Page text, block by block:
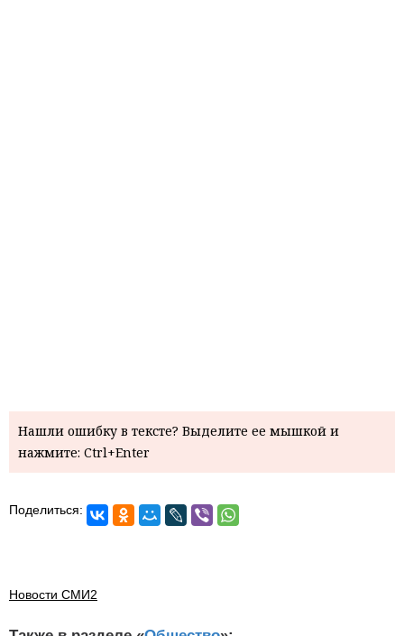
Нашли ошибку в тексте? Выделите ее мышкой и
нажмите: Ctrl+Enter
Поделиться:
Новости СМИ2